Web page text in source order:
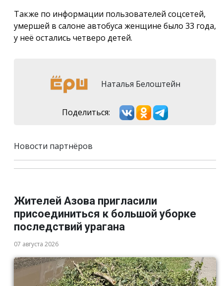
Также по информации пользователей соцсетей,
умершей в салоне автобуса женщине было 33 года,
у неё остались четверо детей.
Наталья Белоштейн
Поделиться:
Новости партнёров
Жителей Азова пригласили
присоединиться к большой уборке
последствий урагана
07 августа 2026